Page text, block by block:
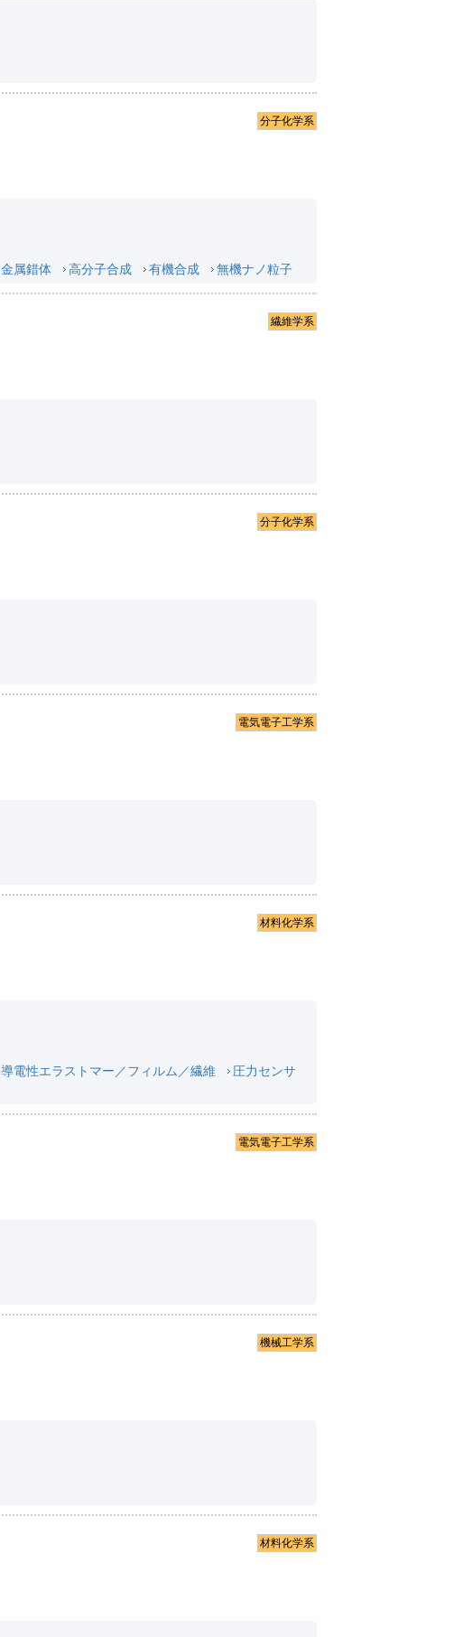
分子化学系
金属錯体 高分子合成 有機合成 無機ナノ粒子
繊維学系
分子化学系
電気電子工学系
材料化学系
導電性エラストマー／フィルム／繊維
圧力センサ
電気電子工学系
機械工学系
材料化学系